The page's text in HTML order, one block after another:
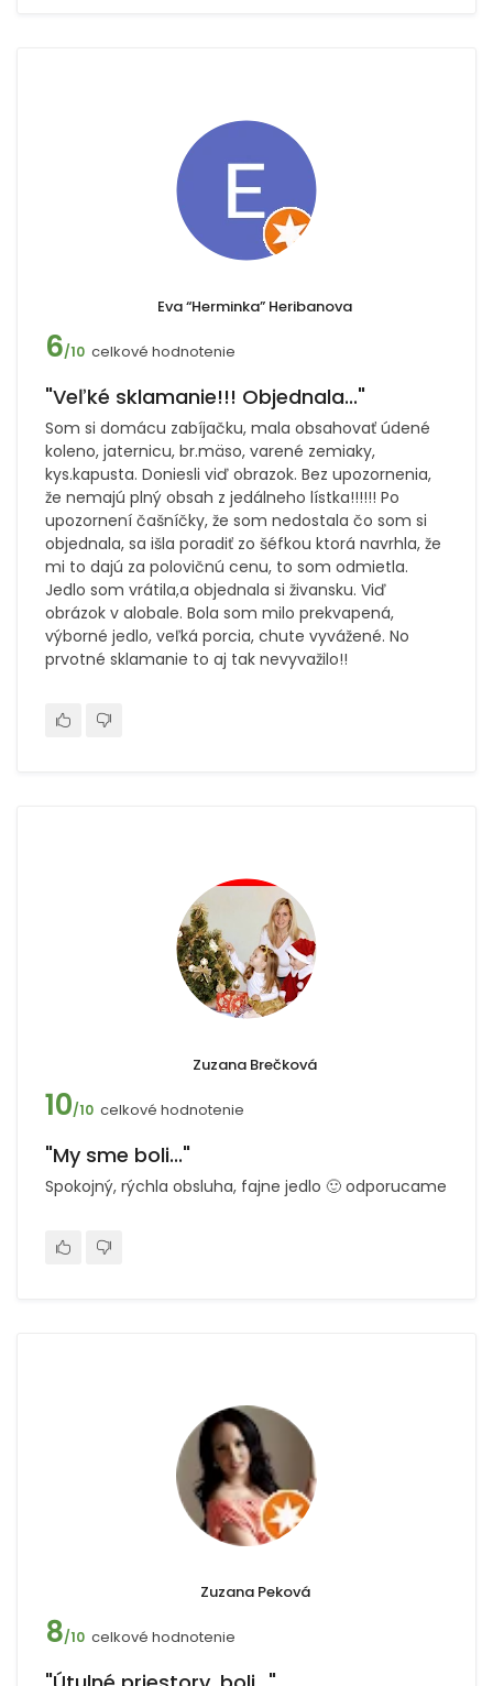
Eva “Herminka” Heribanova
6/10 celkové hodnotenie
"Veľké sklamanie!!! Objednala..."
Som si domácu zabíjačku, mala obsahovať údené
koleno, jaternicu, br.mäso, varené zemiaky,
kys.kapusta. Doniesli viď obrazok. Bez upozornenia,
že nemajú plný obsah z jedálneho lístka!!!!!! Po
upozornení čašníčky, že som nedostala čo som si
objednala, sa išla poradiť zo šéfkou ktorá navrhla, že
mi to dajú za polovičnú cenu, to som odmietla.
Jedlo som vrátila,a objednala si živansku. Viď
obrázok v alobale. Bola som milo prekvapená,
výborné jedlo, veľká porcia, chute vyvážené. No
prvotné sklamanie to aj tak nevyvažilo!!
Zuzana Brečková
10/10 celkové hodnotenie
"My sme boli..."
Spokojný, rýchla obsluha, fajne jedlo 🙂 odporucame
Zuzana Peková
8/10 celkové hodnotenie